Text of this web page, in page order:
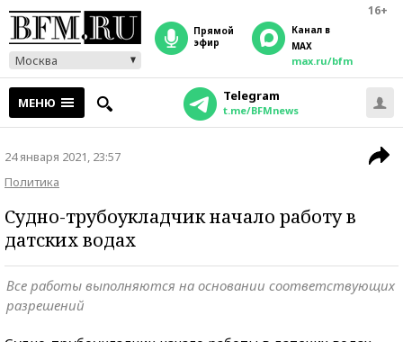
16+
Москва
прямой
эфир
Канал в
MAX
max.ru/bfm
МЕНЮ Telegram
t.me/BFMnews
24 января 2021, 23:57
Политика
Судно-трубоукладчик начало работу в
датских водах
Все работы выполняются на основании соответствующих
разрешений